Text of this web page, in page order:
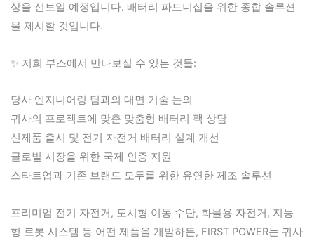
상을 선보일 예정입니다. 배터리 파트너십을 위한 종합 솔루션
을 제시할 것입니다.
✨ 저희 부스에서 만나보실 수 있는 것들:
당사 엔지니어링 팀과의 대면 기술 논의
귀사의 프로젝트에 맞춘 맞춤형 배터리 팩 상담
신제품 출시 및 전기 자전거 배터리 설계 개선
글로벌 시장을 위한 국제 인증 지원
스타트업과 기존 브랜드 모두를 위한 유연한 제조 솔루션
프리미엄 전기 자전거, 도시형 이동 수단, 화물용 자전거, 지능
형 로봇 시스템 등 어떤 제품을 개발하든, FIRST POWER는 귀사